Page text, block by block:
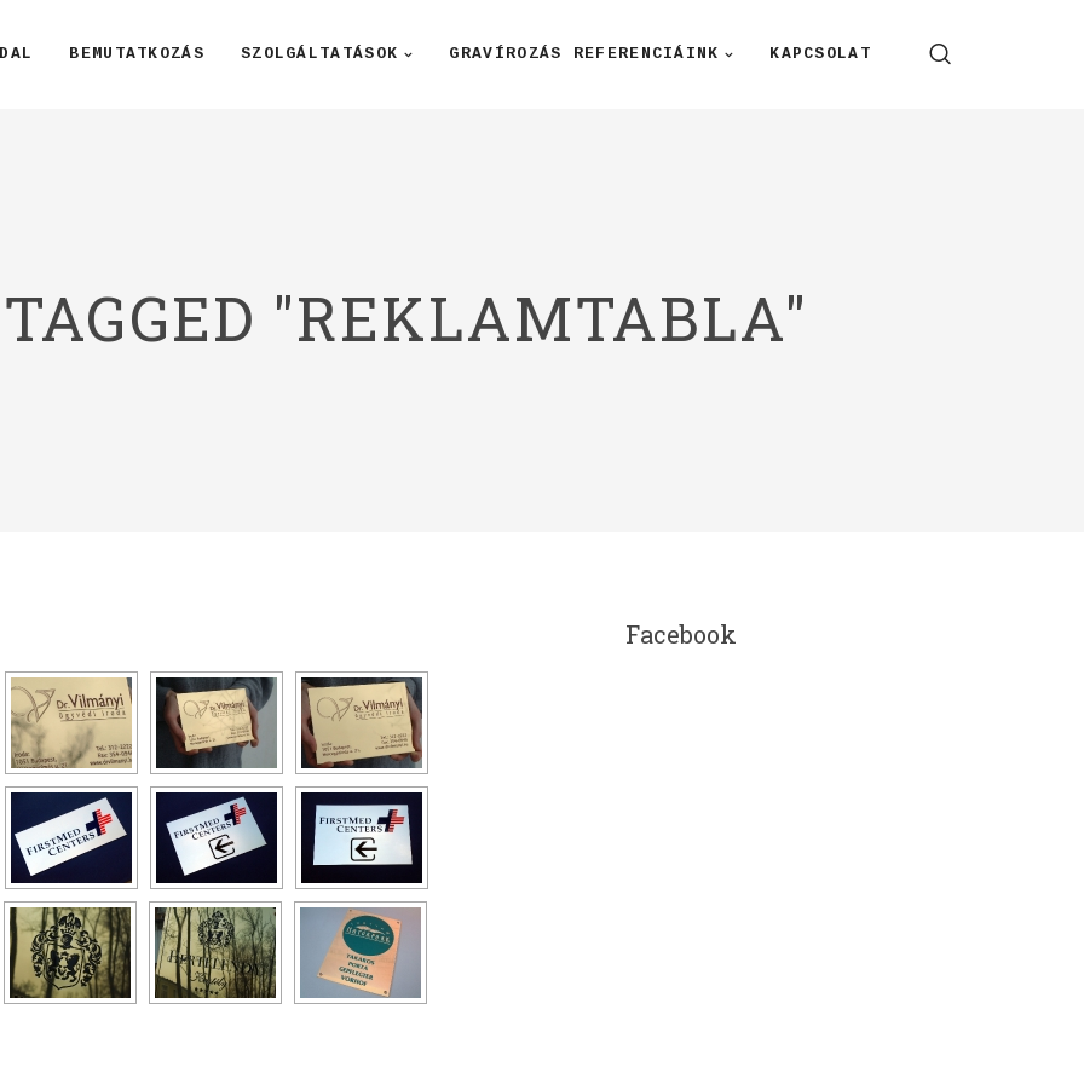
BEMUTATKOZÁS SZOLGÁLTATÁSOK GRAVÍROZÁS REFERENCIÁINK KAPCSOLAT
"REKLAMTABLA"
Facebook